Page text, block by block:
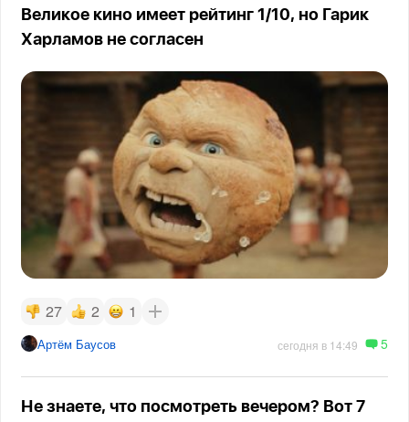
Великое кино имеет рейтинг 1/10, но Гарик
Харламов не согласен
27 2 1
Артём Баусов сегодня в 14:49 5
Не знаете, что посмотреть вечером? Вот 7